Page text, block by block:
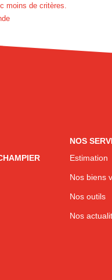
moins de critères.
NOS
Estimation
Nos biens
Nos outils
Nos